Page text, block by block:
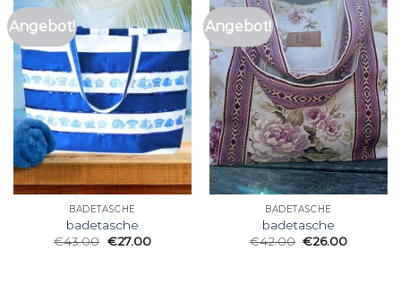
Angebot!
BADETASCHE
badetasche
€43.00 €27.00
Angebot!
BADETASCHE
badetasche
€42.00 €26.00